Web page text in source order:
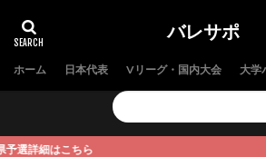
バレサポ
ホーム 日本代表 Vリーグ・国内大会 大学
こちら